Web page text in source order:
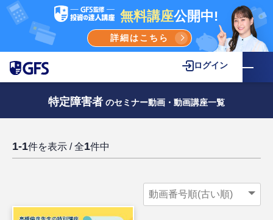
無料講座公開中!
詳細はこちら
ログイン
特定障害者 のセミナー動画・動画講座一覧
1-1件を表示 / 全1件中